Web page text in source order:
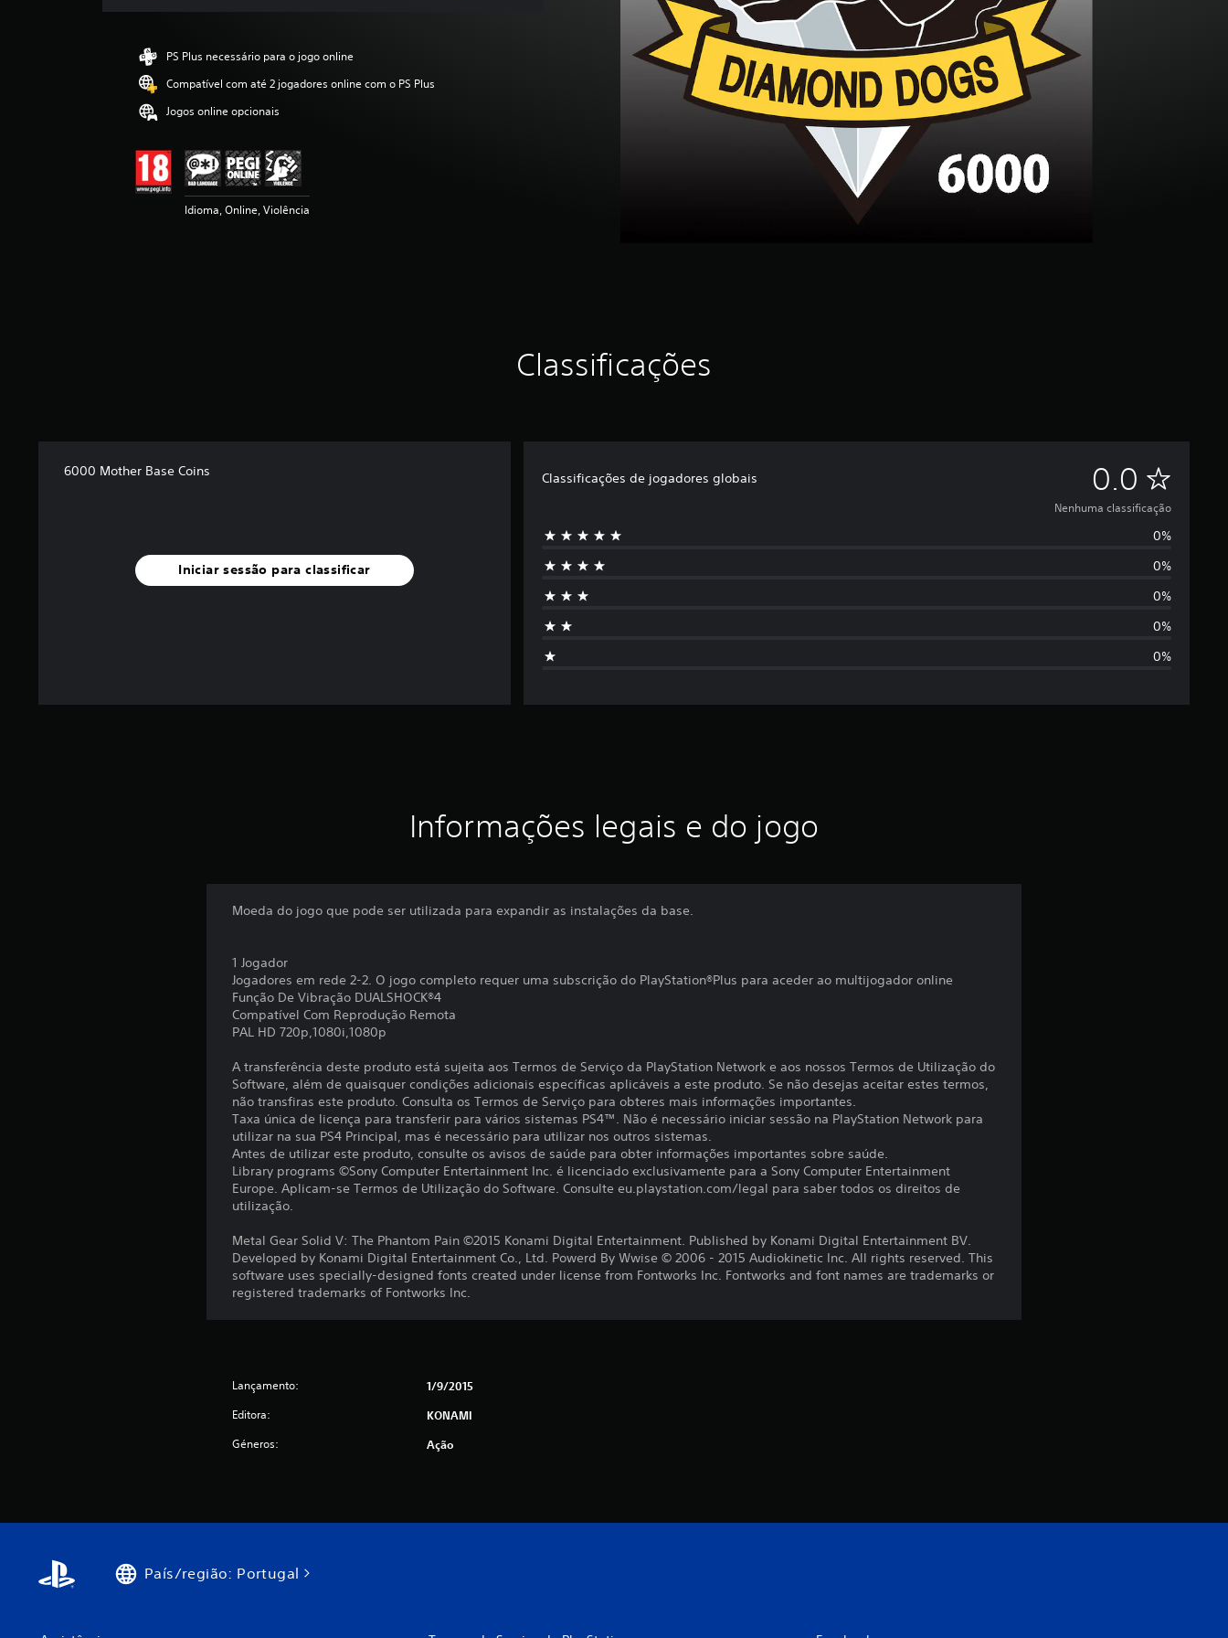
l
s
a
ã
PS Plus necessário para o jogo online
Compatível com até 2 jogadores online com o PS Plus
Jogos online opcionais
Idioma, Online, Violência
Classificações
6000 Mother Base Coins
Iniciar sessão para classificar
Classificações de jogadores globais 0.0 N
e
n
h
u
m
a
Nenhuma classificação
0%
0%
0%
0%
0%
Informações legais e do jogo
Moeda do jogo que pode ser utilizada para expandir as instalações da base.
1 Jogador
Jogadores em rede 2-2. O jogo completo requer uma subscrição do PlayStation®Plus para aceder ao multijogador online
Função De Vibração DUALSHOCK®4
Compatível Com Reprodução Remota
PAL HD 720p,1080i,1080p
A transferência deste produto está sujeita aos Termos de Serviço da PlayStation Network e aos nossos Termos de Utilização do
Software, além de quaisquer condições adicionais específicas aplicáveis a este produto. Se não desejas aceitar estes termos,
não transfiras este produto. Consulta os Termos de Serviço para obteres mais informações importantes.
Taxa única de licença para transferir para vários sistemas PS4™. Não é necessário iniciar sessão na PlayStation Network para
utilizar na sua PS4 Principal, mas é necessário para utilizar nos outros sistemas.
Antes de utilizar este produto, consulte os avisos de saúde para obter informações importantes sobre saúde.
Library programs ©Sony Computer Entertainment Inc. é licenciado exclusivamente para a Sony Computer Entertainment
Europe. Aplicam-se Termos de Utilização do Software. Consulte eu.playstation.com/legal para saber todos os direitos de
utilização.
Metal Gear Solid V: The Phantom Pain ©2015 Konami Digital Entertainment. Published by Konami Digital Entertainment BV.
Developed by Konami Digital Entertainment Co., Ltd. Powerd By Wwise © 2006 - 2015 Audiokinetic Inc. All rights reserved. This
software uses specially-designed fonts created under license from Fontworks Inc. Fontworks and font names are trademarks or
registered trademarks of Fontworks Inc.
Lançamento: 1/9/2015
Editora: KONAMI
Géneros: Ação
País/região: Portugal